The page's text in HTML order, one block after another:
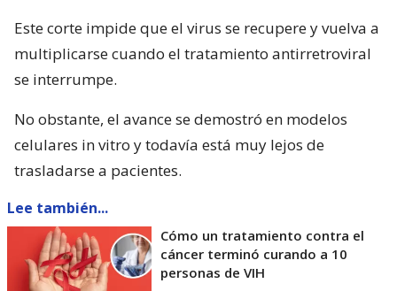
Este corte impide que el virus se recupere y vuelva a
multiplicarse cuando el tratamiento antirretroviral
se interrumpe.
No obstante, el avance se demostró en modelos
celulares in vitro y todavía está muy lejos de
trasladarse a pacientes.
Lee también...
Cómo un tratamiento contra el
cáncer terminó curando a 10
personas de VIH